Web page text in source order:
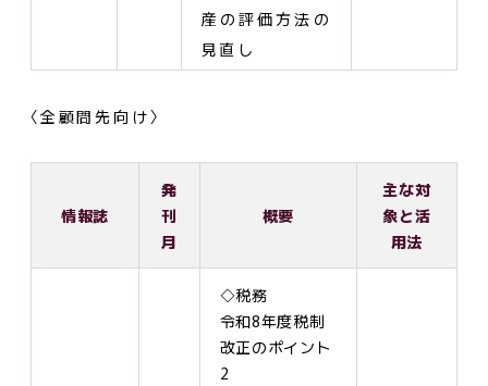
産の評価方法の
見直し
〈全顧問先向け〉
情報誌
発
刊
月
概要
主な対
象と活
用法
◇税務
令和8年度税制
改正のポイント
2